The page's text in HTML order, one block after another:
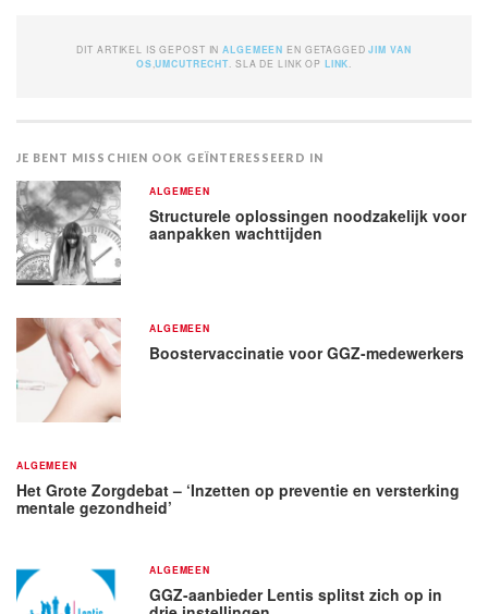
DIT ARTIKEL IS GEPOST INALGEMEEN EN GETAGGEDJIM VAN
OS ,UMCUTRECHT . SLA DE LINK OP LINK
JE BENT MISSCHIEN OOK GEÏNTERESSEERD IN
ALGEMEEN
Structurele oplossingen noodzakelijk voor
aanpakken wachttijden
ALGEMEEN
Boostervaccinatie voor GGZ-medewerkers
ALGEMEEN
Het Grote Zorgdebat – ‘Inzetten op preventie en versterking
mentale gezondheid’
ALGEMEEN
GGZ-aanbieder Lentis splitst zich op in